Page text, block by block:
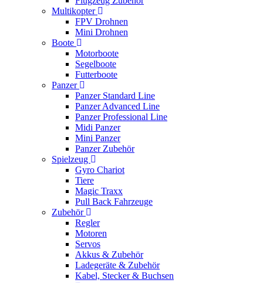
Multikopter
FPV Drohnen
Mini Drohnen
Boote
Motorboote
Segelboote
Futterboote
Panzer
Panzer Standard Line
Panzer Advanced Line
Panzer Professional Line
Midi Panzer
Mini Panzer
Panzer Zubehör
Spielzeug
Gyro Chariot
Tiere
Magic Traxx
Pull Back Fahrzeuge
Zubehör
Regler
Motoren
Servos
Akkus & Zubehör
Ladegeräte & Zubehör
Kabel, Stecker & Buchsen